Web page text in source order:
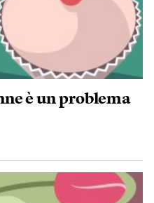
è un problema